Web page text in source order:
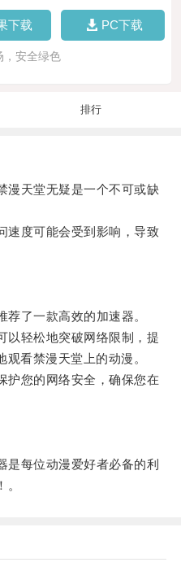
下载 PC下载
，安全绿色
排行
天堂无疑是一个不可或缺
度可能会受到影响，导致
了一款高效的加速器。
轻松地突破网络限制，提
看禁漫天堂上的动漫。
您的网络安全，确保您在
每位动漫爱好者必备的利